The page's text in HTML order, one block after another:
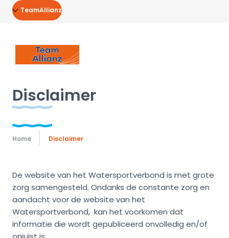
TeamAllianz
Disclaimer
Home Disclaimer
De website van het Watersportverbond is met grote
zorg samengesteld. Ondanks de constante zorg en
aandacht voor de website van het
Watersportverbond, kan het voorkomen dat
informatie die wordt gepubliceerd onvolledig en/of